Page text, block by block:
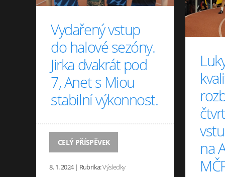
Vydařený vstup
do halové sezóny.
Jirka dvakrát pod
7, Anet s Miou
stabilní výkonnost.
CELÝ PŘÍSPĚVEK
8. 1. 2024 | Rubrika:Výsledky
na